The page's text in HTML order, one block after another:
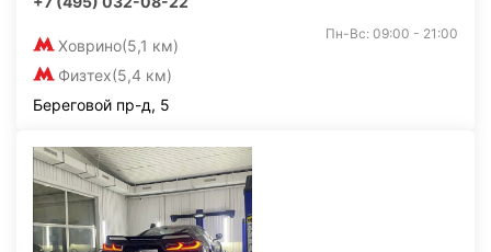
Ховрино(5,1 км)
Физтех(5,4 км)
Пн-Вс: 09:00 - 21:00
Береговой пр-д, 5